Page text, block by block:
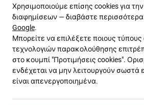
Χρησιμοποιούμε επίσης cookies για
διαφημίσεων — διαβάστε περισσότερα
Google.
Μπορείτε να επιλέξετε ποιους τύπους
τεχνολογιών παρακολούθησης
στο κουμπί "Προτιμήσεις cookies".
ενδέχεται να μην λειτουργούν σωστά
είναι απενεργοποιημένα.